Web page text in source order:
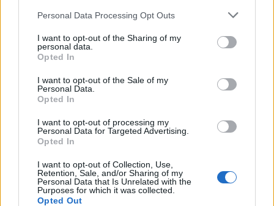
Personal Data Processing Opt Outs
I want to opt-out of the Sharing of my
personal data.
Opted In
I want to opt-out of the Sale of my
Personal Data.
Opted In
I want to opt-out of processing my
Personal Data for Targeted Advertising.
Opted In
I want to opt-out of Collection, Use,
Retention, Sale, and/or Sharing of my
Personal Data that Is Unrelated with the
Purposes for which it was collected.
Opted Out
Αποδέχομαι τους
και την πολιτική απορρήτου
X